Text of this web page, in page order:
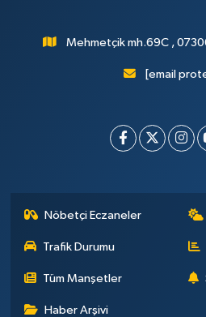
Mehmetçik mh.69C ,
[email
Nöbetçi Eczaneler
Trafik Durumu
Tüm Manşetler
Haber Arşivi